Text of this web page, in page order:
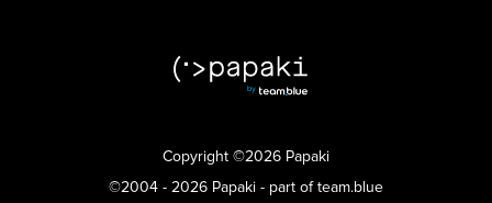
Copyright ©2026 Papaki
©2004 - 2026 Papaki - part of team.blue